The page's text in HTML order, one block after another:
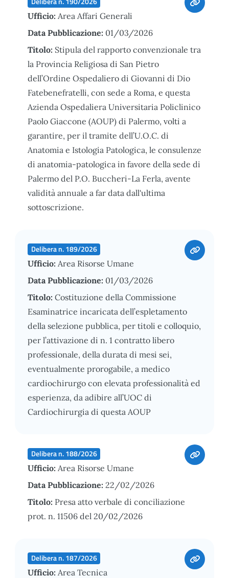
Ufficio: Area Affari Generali
Data Pubblicazione: 01/03/2026
Titolo: Stipula del rapporto convenzionale tra
la Provincia Religiosa di San Pietro
dell’Ordine Ospedaliero di Giovanni di Dio
Fatebenefratelli, con sede a Roma, e questa
Azienda Ospedaliera Universitaria Policlinico
Paolo Giaccone (AOUP) di Palermo, volti a
garantire, per il tramite dell’U.O.C. di
Anatomia e Istologia Patologica, le consulenze
di anatomia-patologica in favore della sede di
Palermo del P.O. Buccheri-La Ferla, avente
validità annuale a far data dall'ultima
sottoscrizione.
Delibera n. 189/2026
Ufficio: Area Risorse Umane
Data Pubblicazione: 01/03/2026
Titolo: Costituzione della Commissione
Esaminatrice incaricata dell’espletamento
della selezione pubblica, per titoli e colloquio,
per l’attivazione di n. 1 contratto libero
professionale, della durata di mesi sei,
eventualmente prorogabile, a medico
cardiochirurgo con elevata professionalità ed
esperienza, da adibire all’UOC di
Cardiochirurgia di questa AOUP
Delibera n. 188/2026
Ufficio: Area Risorse Umane
Data Pubblicazione: 22/02/2026
Titolo: Presa atto verbale di conciliazione
prot. n. 11506 del 20/02/2026
Delibera n. 187/2026
Ufficio: Area Tecnica